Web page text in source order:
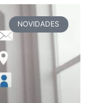
NOVIDADES